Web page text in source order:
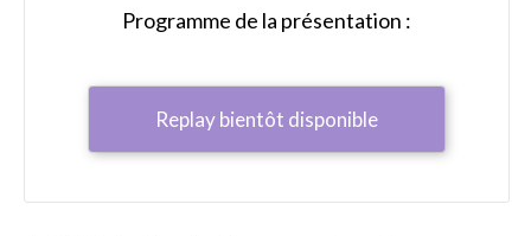
Programme de la présentation :
Replay bientôt disponible